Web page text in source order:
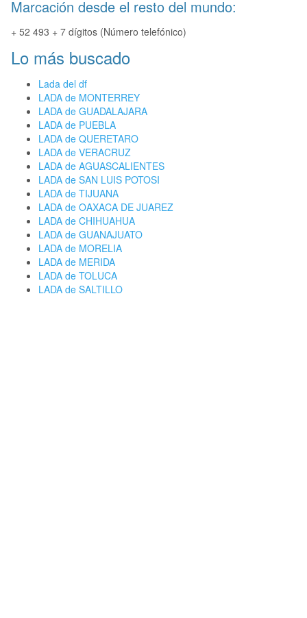
Marcación desde el resto del mundo:
+ 52 493 + 7 dígitos (Número telefónico)
Lo más buscado
Lada del df
LADA de MONTERREY
LADA de GUADALAJARA
LADA de PUEBLA
LADA de QUERETARO
LADA de VERACRUZ
LADA de AGUASCALIENTES
LADA de SAN LUIS POTOSI
LADA de TIJUANA
LADA de OAXACA DE JUAREZ
LADA de CHIHUAHUA
LADA de GUANAJUATO
LADA de MORELIA
LADA de MERIDA
LADA de TOLUCA
LADA de SALTILLO